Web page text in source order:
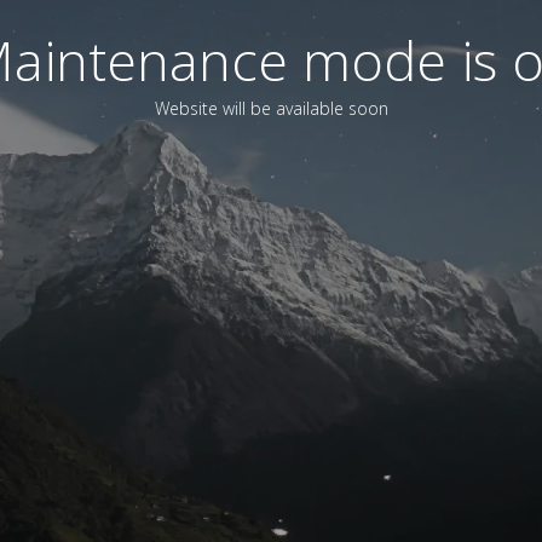
mode is
Website will be available soon